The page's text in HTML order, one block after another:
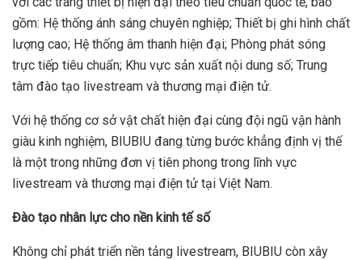
gồm: Hệ thống ánh sáng chuyên nghiệp; Thiết bị ghi hình chất
lượng cao; Hệ thống âm thanh hiện đại; Phòng phát sóng
trực tiếp tiêu chuẩn; Khu vực sản xuất nội dung số; Trung
tâm đào tạo livestream và thương mại điện tử.
Với hệ thống cơ sở vật chất hiện đại cùng đội ngũ vận hành
giàu kinh nghiệm, BIUBIU đang từng bước khẳng định vị thế
là một trong những đơn vị tiên phong trong lĩnh vực
livestream và thương mại điện tử tại Việt Nam.
Đào tạo nhân lực cho nền kinh tế số
Không chỉ phát triển nền tảng livestream, BIUBIU còn xây